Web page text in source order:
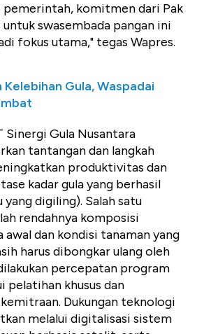
komitmen dari Pak
swasembada pangan ini
fokus utama," tegas Wapres.
Kelebihan Gula, Waspadai
Gula Nusantara
tantangan dan langkah
produktivitas dan
kadar gula yang berhasil
digiling). Salah satu
rendahnya komposisi
awal dan kondisi tanaman yang
harus dibongkar ulang oleh
percepatan program
pelatihan khusus dan
Dukungan teknologi
melalui digitalisasi sistem